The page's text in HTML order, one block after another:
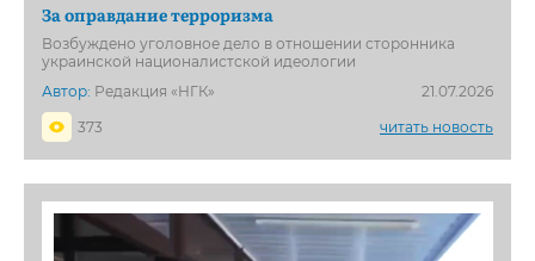
За оправдание терроризма
Возбуждено уголовное дело в отношении сторонника
украинской националистской идеологии
Автор: Редакция «НГК»
21.07.2026
373
читать новость